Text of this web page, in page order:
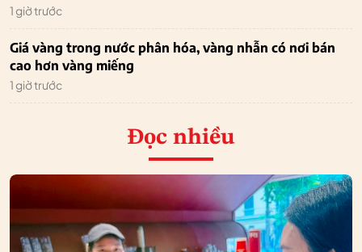
1 giờ trước
Giá vàng trong nước phân hóa, vàng nhẫn có nơi bán
cao hơn vàng miếng
1 giờ trước
Đọc nhiều